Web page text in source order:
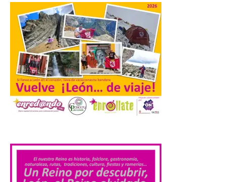
León e incluyen, además
del programa del evento, una guía
práctica con recomendaciones
elaboradas por especialistas para
observar el eclipse con seguridad León, 7
de agosto de 2026. La programación […]
Laciana comienza su
programación para
disfrutar el eclipse total
del 12 de agosto
Durante los días 1 y 2 de
agosto, tanto el público